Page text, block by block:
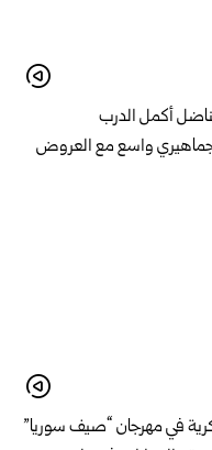
أكمل الدرب
في مهرجان “صيف سوريا”